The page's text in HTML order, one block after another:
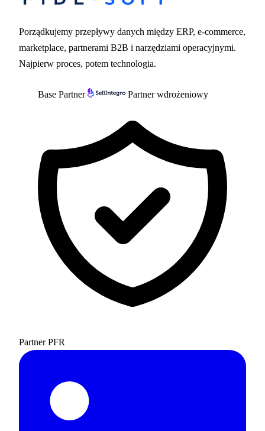
Porządkujemy przepływy danych między ERP, e-commerce,
marketplace, partnerami B2B i narzędziami operacyjnymi.
Najpierw proces, potem technologia.
Base Partner Partner wdrożeniowy
Partner PFR